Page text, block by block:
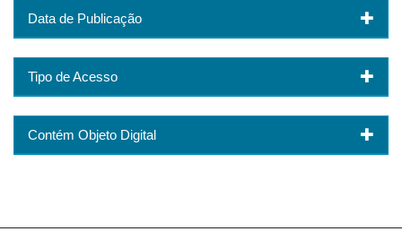
Data de Publicação
Tipo de Acesso
Contém Objeto Digital